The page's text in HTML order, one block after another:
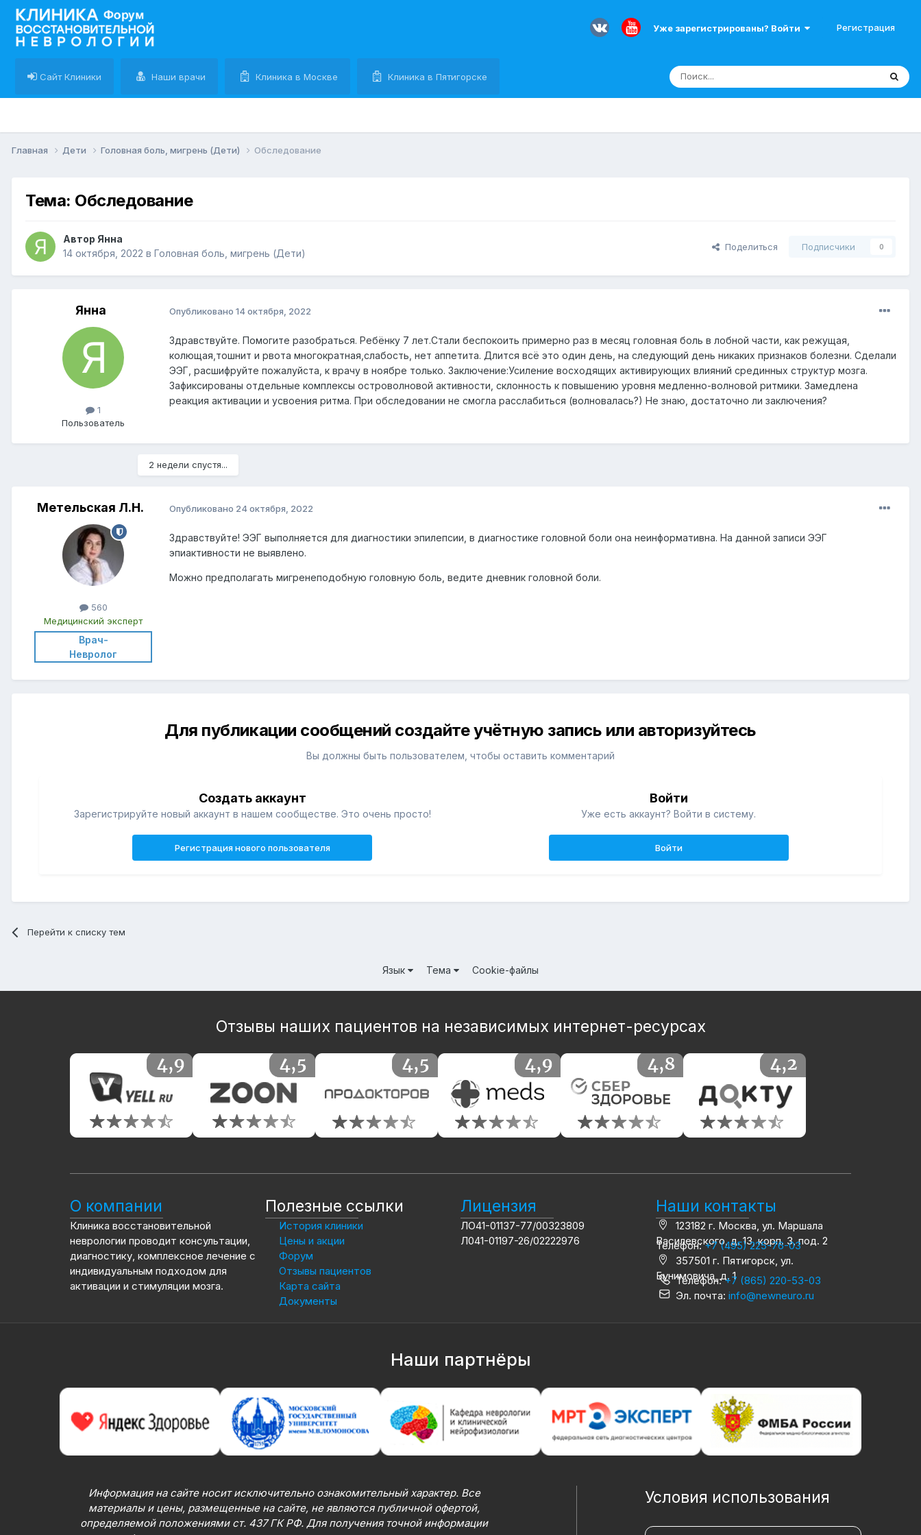
Уже зарегистрированы? Войти Регистрация
Сайт Клиники Наши врачи Клиника в Москве Клиника в Пятигорске
Главная Дети Головная боль, мигрень (Дети) Обследование
Тема: Обследование
Автор Янна
14 октября, 2022 в Головная боль, мигрень (Дети)
Поделиться Подписчики 0
Янна
1
Пользователь
Опубликовано 14 октября, 2022
Здравствуйте. Помогите разобраться. Ребёнку 7 лет.Стали беспокоить примерно раз в месяц головная боль в лобной части, как режущая,
колющая,тошнит и рвота многократная,слабость, нет аппетита. Длится всё это один день, на следующий день никаких признаков болезни. Сделали
ЭЭГ, расшифруйте пожалуйста, к врачу в ноябре только. Заключение:Усиление восходящих активирующих влияний срединных структур мозга.
Зафиксированы отдельные комплексы островолновой активности, склонность к повышению уровня медленно-волновой ритмики. Замедлена
реакция активации и усвоения ритма. При обследовании не смогла расслабиться (волновалась?) Не знаю, достаточно ли заключения?
2 недели спустя...
Метельская Л.Н.
560
Медицинский эксперт
Врач-
Невролог
Опубликовано 24 октября, 2022
Здравствуйте! ЭЭГ выполняется для диагностики эпилепсии, в диагностике головной боли она неинформативна. На данной записи ЭЭГ
эпиактивности не выявлено.
Можно предполагать мигренеподобную головную боль, ведите дневник головной боли.
Для публикации сообщений создайте учётную запись или авторизуйтесь
Вы должны быть пользователем, чтобы оставить комментарий
Создать аккаунт
Зарегистрируйте новый аккаунт в нашем сообществе. Это очень просто!
Регистрация нового пользователя
Войти
Уже есть аккаунт? Войти в систему.
Войти
Перейти к списку тем
Язык Тема Cookie-файлы
Отзывы наших пациентов на независимых интернет-ресурсах
О компании
Клиника восстановительной
неврологии проводит консультации,
диагностику, комплексное лечение с
индивидуальным подходом для
активации и стимуляции мозга.
Полезные ссылки
История клиники
Цены и акции
Форум
Отзывы пациентов
Карта сайта
Документы
Лицензия
ЛО41-01137-77/00323809
Л041-01197-26/02222976
Наши контакты
123182 г. Москва, ул. Маршала
Василевского, д. 13, корп. 3, под. 2
Телефон:+7 (495) 225-76-03
357501 г. Пятигорск, ул.
Бунимовича, д. 1
Телефон:+7 (865) 220-53-03
Эл. почта: info@newneuro.ru
Наши партнёры
Информация на сайте носит исключительно ознакомительный характер. Все
материалы и цены, размещенные на сайте, не являются публичной офертой,
определяемой положениями ст. 437 ГК РФ. Для получения точной информации
Условия использования